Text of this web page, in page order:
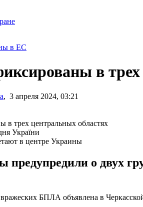
в ЕС
в трех
, 3 апреля 2024, 03:21
України
в центре Украины
предупредили о двух
БПЛА объявлена в